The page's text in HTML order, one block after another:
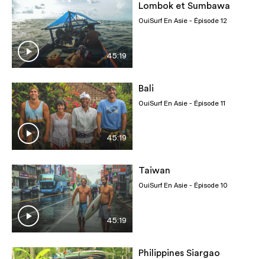
45:19
Lombok et Sumbawa
OuiSurf En Asie - Épisode 12
45:19
Bali
OuiSurf En Asie - Épisode 11
45:19
Taiwan
OuiSurf En Asie - Épisode 10
Philippines Siargao